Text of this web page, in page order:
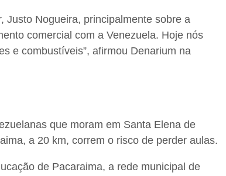
Justo Nogueira, principalmente sobre a
comercial com a Venezuela. Hoje nós
e combustíveis”, afirmou Denarium na
que moram em Santa Elena de
a 20 km, correm o risco de perder aulas.
de Pacaraima, a rede municipal de